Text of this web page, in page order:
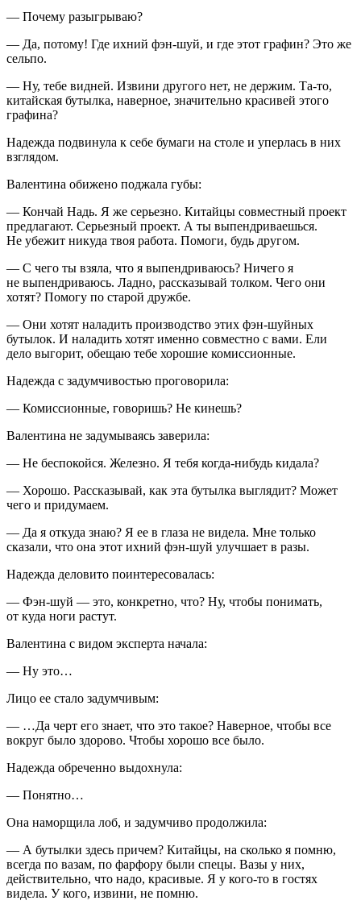
— Почему разыгрываю?
— Да, потому! Где ихний фэн-шуй, и где этот графин? Это же
сельпо.
— Ну, тебе видней. Извини другого нет, не держим. Та-то,
китайская бутылка, наверное, значительно красивей этого
графина?
Надежда подвинула к себе бумаги на столе и уперлась в них
взглядом.
Валентина обижено поджала губы:
— Кончай Надь. Я же серьезно. Китайцы совместный проект
предлагают. Серьезный проект. А ты выпендриваешься.
Не убежит никуда твоя работа. Помоги, будь другом.
— С чего ты взяла, что я выпендриваюсь? Ничего я
не выпендриваюсь. Ладно, рассказывай толком. Чего они
хотят? Помогу по старой дружбе.
— Они хотят наладить производство этих фэн-шуйных
бутылок. И наладить хотят именно совместно с вами. Ели
дело выгорит, обещаю тебе хорошие комиссионные.
Надежда с задумчивостью проговорила:
— Комиссионные, говоришь? Не кинешь?
Валентина не задумываясь заверила:
— Не беспокойся. Железно. Я тебя когда-нибудь кидала?
— Хорошо. Рассказывай, как эта бутылка выглядит? Может
чего и придумаем.
— Да я откуда знаю? Я ее в глаза не видела. Мне только
сказали, что она этот ихний фэн-шуй улучшает в разы.
Надежда деловито поинтересовалась:
— Фэн-шуй — это, конкретно, что? Ну, чтобы понимать,
от куда ноги растут.
Валентина с видом эксперта начала:
— Ну это…
Лицо ее стало задумчивым:
— …Да черт его знает, что это такое? Наверное, чтобы все
вокруг было здорово. Чтобы хорошо все было.
Надежда обреченно выдохнула:
— Понятно…
Она наморщила лоб, и задумчиво продолжила:
— А бутылки здесь причем? Китайцы, на сколько я помню,
всегда по вазам, по фарфору были спецы. Вазы у них,
действительно, что надо, красивые. Я у кого-то в гостях
видела. У кого, извини, не помню.